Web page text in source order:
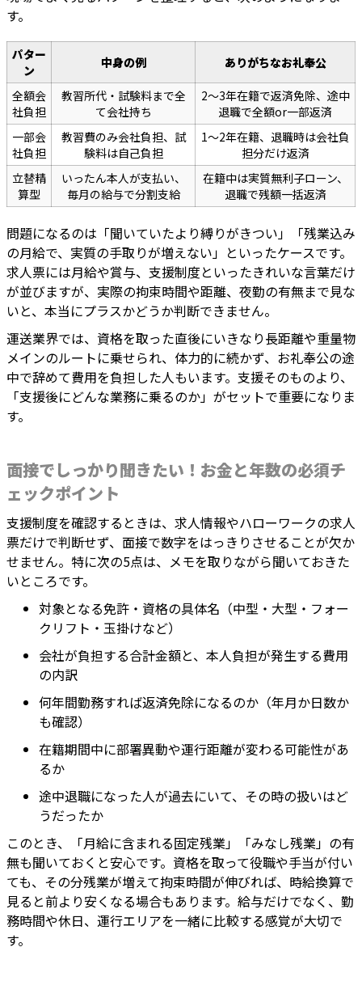
す。
パター
ン
中身の例 ありがちなお礼奉公
全額会
社負担
教習所代・試験料まで全
て会社持ち
2〜3年在籍で返済免除、途中
退職で全額or一部返済
一部会
社負担
教習費のみ会社負担、試
験料は自己負担
1〜2年在籍、退職時は会社負
担分だけ返済
立替精
算型
いったん本人が支払い、
毎月の給与で分割支給
在籍中は実質無利子ローン、
退職で残額一括返済
問題になるのは「聞いていたより縛りがきつい」「残業込み
の月給で、実質の手取りが増えない」といったケースです。
求人票には月給や賞与、支援制度といったきれいな言葉だけ
が並びますが、実際の拘束時間や距離、夜勤の有無まで見な
いと、本当にプラスかどうか判断できません。
運送業界では、資格を取った直後にいきなり長距離や重量物
メインのルートに乗せられ、体力的に続かず、お礼奉公の途
中で辞めて費用を負担した人もいます。支援そのものより、
「支援後にどんな業務に乗るのか」がセットで重要になりま
す。
面接でしっかり聞きたい！お金と年数の必須チ
ェックポイント
支援制度を確認するときは、求人情報やハローワークの求人
票だけで判断せず、面接で数字をはっきりさせることが欠か
せません。特に次の5点は、メモを取りながら聞いておきた
いところです。
対象となる免許・資格の具体名（中型・大型・フォー
クリフト・玉掛けなど）
会社が負担する合計金額と、本人負担が発生する費用
の内訳
何年間勤務すれば返済免除になるのか（年月か日数か
も確認）
在籍期間中に部署異動や運行距離が変わる可能性があ
るか
途中退職になった人が過去にいて、その時の扱いはど
うだったか
このとき、「月給に含まれる固定残業」「みなし残業」の有
無も聞いておくと安心です。資格を取って役職や手当が付い
ても、その分残業が増えて拘束時間が伸びれば、時給換算で
見ると前より安くなる場合もあります。給与だけでなく、勤
務時間や休日、運行エリアを一緒に比較する感覚が大切で
す。